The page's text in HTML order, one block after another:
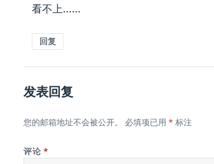
看不上……
回复
发表回复
您的邮箱地址不会被公开。 必填项已用* 标注
评论 *